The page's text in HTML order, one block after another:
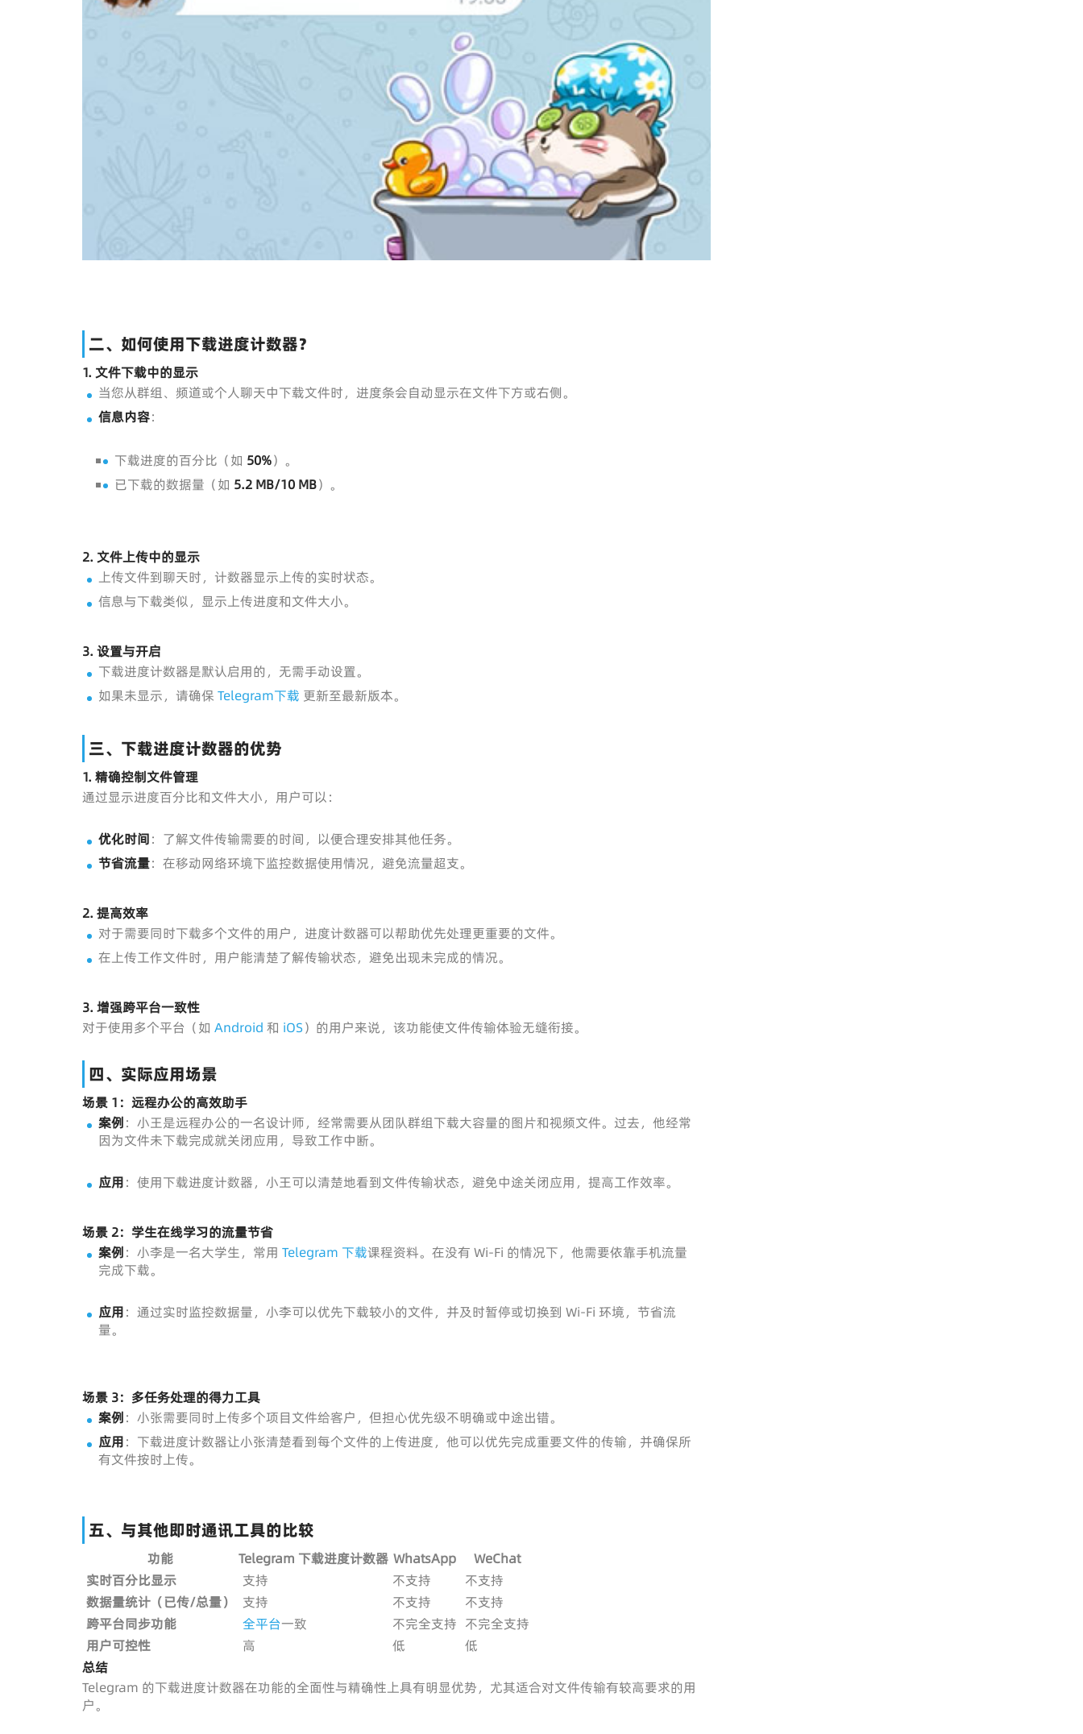
二、如何使用下载进度计数器？
1. 文件下载中的显示
当您从群组、频道或个人聊天中下载文件时，进度条会自动显示在文件下方或右侧。
信息内容：
下载进度的百分比（如 50%）。
已下载的数据量（如 5.2 MB/10 MB）。
2. 文件上传中的显示
上传文件到聊天时，计数器显示上传的实时状态。
信息与下载类似，显示上传进度和文件大小。
3. 设置与开启
下载进度计数器是默认启用的，无需手动设置。
如果未显示，请确保 Telegram下载 更新至最新版本。
三、下载进度计数器的优势
1. 精确控制文件管理
通过显示进度百分比和文件大小，用户可以：
优化时间：了解文件传输需要的时间，以便合理安排其他任务。
节省流量：在移动网络环境下监控数据使用情况，避免流量超支。
2. 提高效率
对于需要同时下载多个文件的用户，进度计数器可以帮助优先处理更重要的文件。
在上传工作文件时，用户能清楚了解传输状态，避免出现未完成的情况。
3. 增强跨平台一致性
对于使用多个平台（如 Android 和 iOS）的用户来说，该功能使文件传输体验无缝衔接。
四、实际应用场景
场景 1：远程办公的高效助手
案例：小王是远程办公的一名设计师，经常需要从团队群组下载大容量的图片和视频文件。过去，他经常
因为文件未下载完成就关闭应用，导致工作中断。
应用：使用下载进度计数器，小王可以清楚地看到文件传输状态，避免中途关闭应用，提高工作效率。
场景 2：学生在线学习的流量节省
案例：小李是一名大学生，常用 Telegram 下载课程资料。在没有 Wi-Fi 的情况下，他需要依靠手机流量
完成下载。
应用：通过实时监控数据量，小李可以优先下载较小的文件，并及时暂停或切换到 Wi-Fi 环境，节省流
量。
场景 3：多任务处理的得力工具
案例：小张需要同时上传多个项目文件给客户，但担心优先级不明确或中途出错。
应用：下载进度计数器让小张清楚看到每个文件的上传进度，他可以优先完成重要文件的传输，并确保所
有文件按时上传。
五、与其他即时通讯工具的比较
功能 Telegram 下载进度计数器 WhatsApp
WeChat
实时百分比显示
支持 不支持
不支持
数据量统计（已传/总量）
支持 不支持
不支持
跨平台同步功能
全平台一致 不完全支持 不完全支持
用户可控性
高 低
低
总结
Telegram 的下载进度计数器在功能的全面性与精确性上具有明显优势，尤其适合对文件传输有较高要求的用
户。